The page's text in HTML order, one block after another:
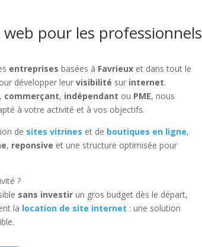
pour les professionnels
entreprises basées à Favrieux et dans tout le
développer leurvisibilité sur internet.
, commerçant, indépendant ou PME, nous
à votre activité et à vos objectifs.
de sites vitrines et de boutiques en ligne,
, reponsive et une structure optimisée pour
?
sans investir un gros budget dès le départ,
la location de site internet : une solution